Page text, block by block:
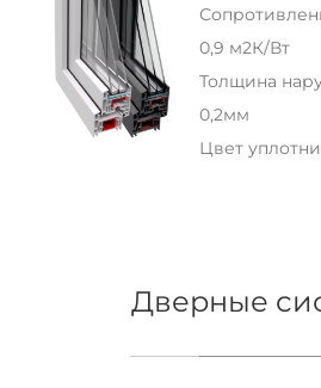
0,9 м2К/Вт
Толщина
0,2мм
Цвет
Дверные